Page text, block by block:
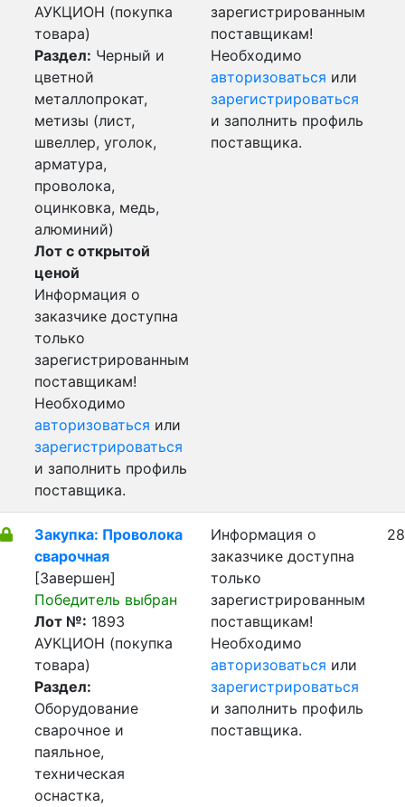
АУКЦИОН (покупка
товара)
Раздел: Черный и
цветной
металлопрокат,
метизы (лист,
швеллер, уголок,
арматура,
проволока,
оцинковка, медь,
алюминий)
Лот с открытой
ценой
Информация о
заказчике доступна
только
зарегистрированным
поставщикам!
Необходимо
авторизоваться или
зарегистрироваться
и заполнить профиль
поставщика.
зарегистрированным
поставщикам!
Необходимо
авторизоваться или
зарегистрироваться
и заполнить профиль
поставщика.
Закупка: Проволока
сварочная
[Завершен]
Победитель выбран
Лот №: 1893
АУКЦИОН (покупка
товара)
Раздел:
Оборудование
сварочное и
паяльное,
техническая
оснастка,
Информация о
заказчике доступна
только
зарегистрированным
поставщикам!
Необходимо
авторизоваться или
зарегистрироваться
и заполнить профиль
поставщика.